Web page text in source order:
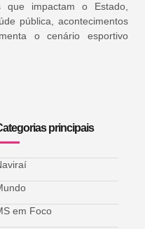
que impactam o Estado,
pública, acontecimentos
o cenário esportivo
principais
em Foco